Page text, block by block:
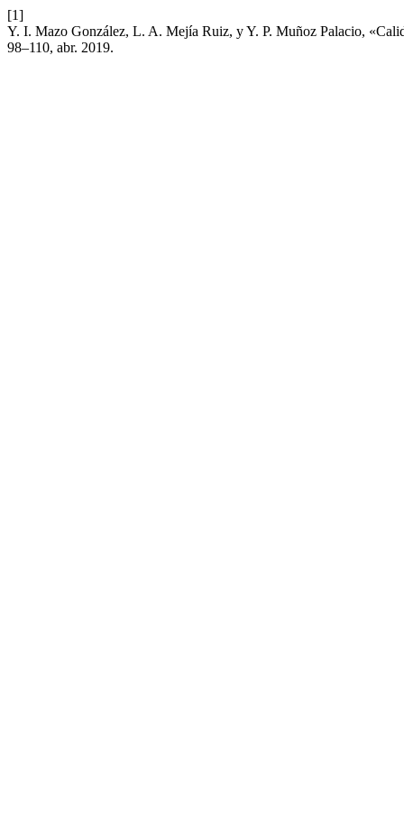
[1]
Y. I. Mazo González, L. A. Mejía Ruiz, y Y. P. Muñoz Palacio,
98–110, abr. 2019.